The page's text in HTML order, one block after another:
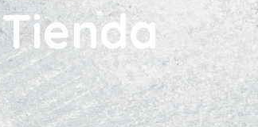
Tienda